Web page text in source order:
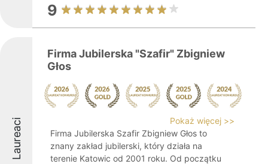
9
Laureaci
Firma Jubilerska "Szafir" Zbigniew
Głos
Pokaż więcej >>
Firma Jubilerska Szafir Zbigniew Głos to
znany zakład jubilerski, który działa na
terenie Katowic od 2001 roku. Od początku